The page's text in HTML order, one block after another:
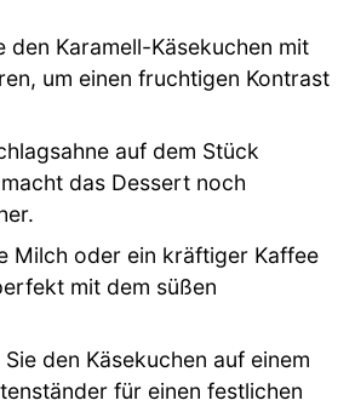
den Karamell-Käsekuchen mit
um einen fruchtigen Kontrast
auf dem Stück
das Dessert noch
Milch oder ein kräftiger Kaffee
mit dem süßen
den Käsekuchen auf einem
für einen festlichen